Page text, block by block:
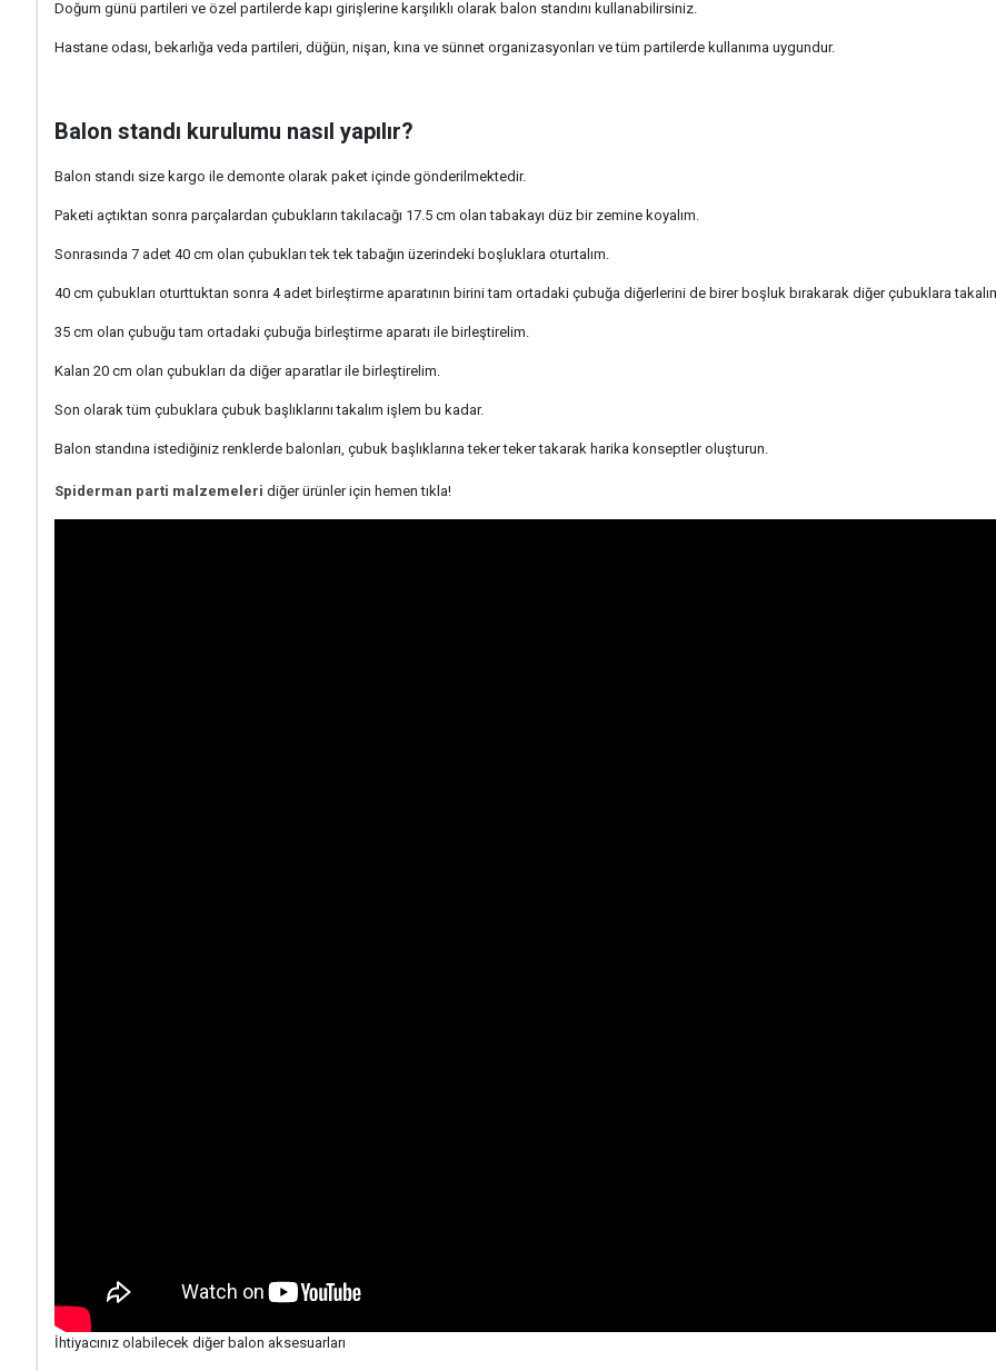
Doğum günü partileri ve özel partilerde kapı girişlerine karşılıklı olarak balon standını kullanabilirsiniz.
Hastane odası, bekarlığa veda partileri, düğün, nişan, kına ve sünnet organizasyonları ve tüm partilerde kullanıma uygundur.
Balon standı kurulumu nasıl yapılır?
Balon standı size kargo ile demonte olarak paket içinde gönderilmektedir.
Paketi açtıktan sonra parçalardan çubukların takılacağı 17.5 cm olan tabakayı düz bir zemine koyalım.
Sonrasında 7 adet 40 cm olan çubukları tek tek tabağın üzerindeki boşluklara oturtalım.
40 cm çubukları oturttuktan sonra 4 adet birleştirme aparatının birini tam ortadaki çubuğa diğerlerini de birer boşluk bırakarak diğer çubuklara
35 cm olan çubuğu tam ortadaki çubuğa birleştirme aparatı ile birleştirelim.
Kalan 20 cm olan çubukları da diğer aparatlar ile birleştirelim.
Son olarak tüm çubuklara çubuk başlıklarını takalım işlem bu kadar.
Balon standına istediğiniz renklerde balonları, çubuk başlıklarına teker teker takarak harika konseptler oluşturun.
Spiderman parti malzemeleri diğer ürünler için hemen tıkla!
İhtiyacınız olabilecek diğer balon aksesuarları